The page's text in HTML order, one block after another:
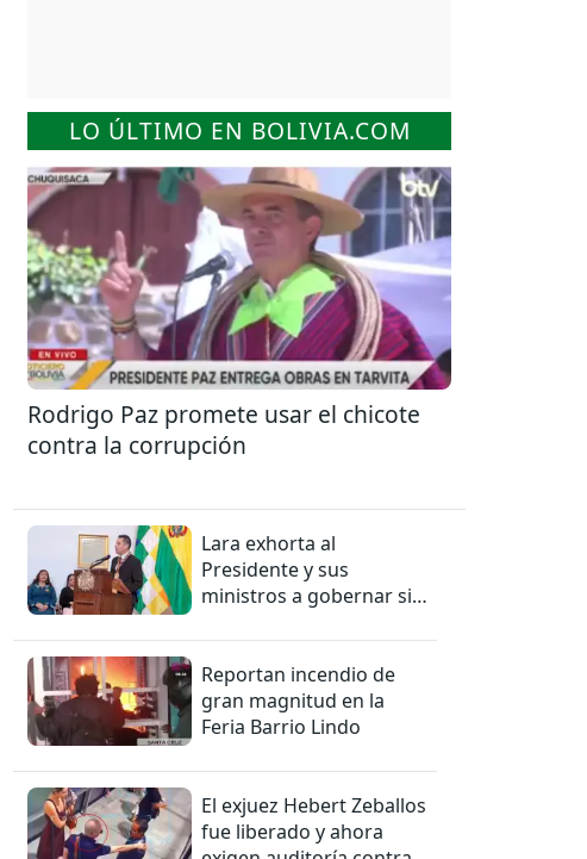
LO ÚLTIMO EN BOLIVIA.COM
Rodrigo Paz promete usar el chicote
contra la corrupción
Lara exhorta al
Presidente y sus
ministros a gobernar sin
Reportan incendio de
gran magnitud en la
Feria Barrio Lindo
El exjuez Hebert Zeballos
fue liberado y ahora